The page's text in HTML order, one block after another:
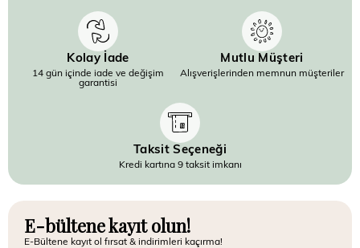
Kolay İade
14 gün içinde iade ve değişim
garantisi
Mutlu Müşteri
Alışverişlerinden memnun müşteriler
Taksit Seçeneği
Kredi kartına 9 taksit imkanı
E-bültene kayıt olun!
E-Bültene kayıt ol fırsat & indirimleri kaçırma!